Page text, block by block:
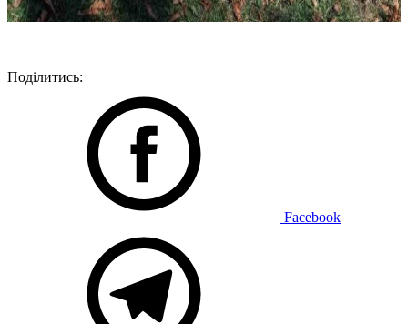
Поділитись:
Facebook